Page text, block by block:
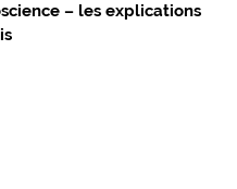
– les explications